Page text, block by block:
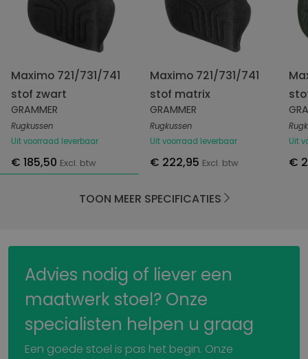
Maximo 721/731/741
stof zwart
GRAMMER
Rugkussen
Uit voorraad leverbaar
Maximo 721/731/741
stof matrix
GRAMMER
Rugkussen
Uit voorraad leverbaar
Uit
€ 185,50 Excl. btw € 222,95 Excl. btw €
TOON MEER SPECIFICATIES
Advies nodig of liever een
maatwerk stoel? Onze
specialisten helpen u graag
Een goede stoel is pas het begin. Onze